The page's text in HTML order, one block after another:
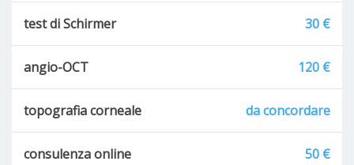
test di Schirmer 30 €
angio-OCT 120 €
topografia corneale da concordare
consulenza online 50 €